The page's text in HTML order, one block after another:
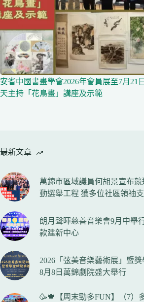
安省中國書畫學會2026年會員展至7月21
天主持「花鳥畫」講座及示範
最新文章
萬錦市區域議員何胡景宣布
動選舉工程 獲多位社區領袖
朗月聲暉慈善音樂會9月中舉
款建新中心
2026「弦美音樂藝術展」暨
8月8日萬錦劇院盛大舉行
🥳🍁【周末勁多FUN】（7）